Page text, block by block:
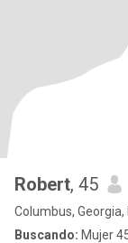
Robert, 45
Columbus,
Buscando: Mujer